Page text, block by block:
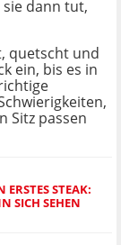
sie dann tut,
quetscht und
ein, bis es in
Sitz passen
ERSTES STEAK:
SICH SEHEN